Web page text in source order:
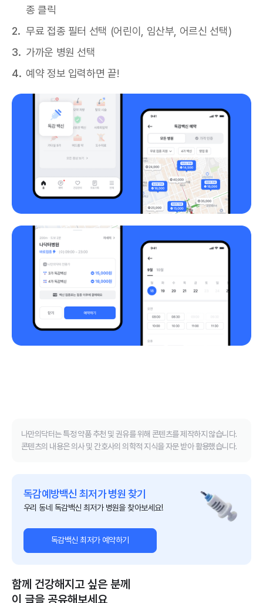
종 클릭
무료 접종 필터 선택 (어린이, 임산부, 어르신 선택)
가까운 병원 선택
예약 정보 입력하면 끝!
나만의닥터는 특정 약품 추천 및 권유를 위해 콘텐츠를 제작하지 않습니다.
콘텐츠의 내용은 의사 및 간호사의 의학적 지식을 자문 받아 활용했습니다.
독감예방백신 최저가 병원 찾기
우리 동네 독감백신 최저가 병원을 찾아보세요!
독감백신 최저가 예약하기
함께 건강해지고 싶은 분께
이 글을 공유해보세요